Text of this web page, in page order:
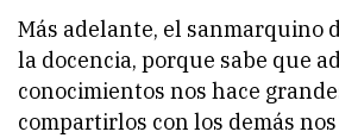
Más adelante, el sanmarquino
la docencia, porque sabe que
conocimientos nos hace
compartirlos con los demás